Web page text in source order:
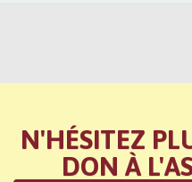
N'HÉSITEZ
DON À